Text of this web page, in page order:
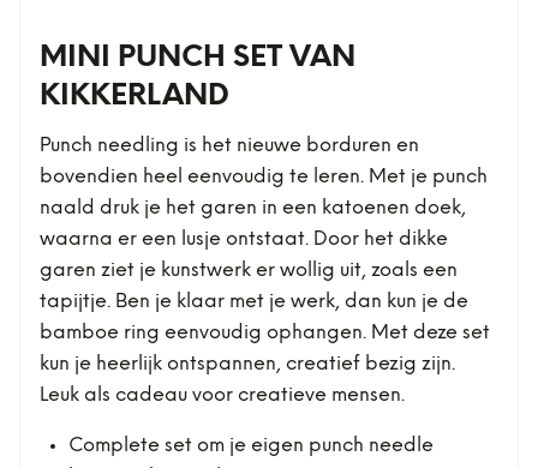
MINI PUNCH SET VAN
KIKKERLAND
Punch needling is het nieuwe borduren en
bovendien heel eenvoudig te leren. Met je punch
naald druk je het garen in een katoenen doek,
waarna er een lusje ontstaat. Door het dikke
garen ziet je kunstwerk er wollig uit, zoals een
tapijtje. Ben je klaar met je werk, dan kun je de
bamboe ring eenvoudig ophangen. Met deze set
kun je heerlijk ontspannen, creatief bezig zijn.
Leuk als cadeau voor creatieve mensen.
Complete set om je eigen punch needle